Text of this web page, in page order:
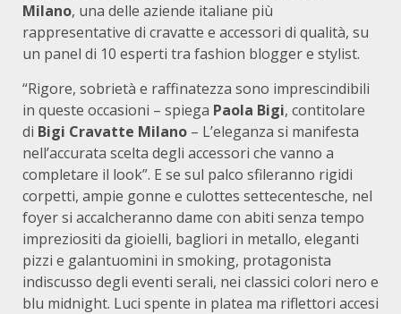
Milano, una delle aziende italiane più
rappresentative di cravatte e accessori di qualità, su
un panel di 10 esperti tra fashion blogger e stylist.
“Rigore, sobrietà e raffinatezza sono imprescindibili
in queste occasioni – spiega Paola Bigi, contitolare
di Bigi Cravatte Milano – L’eleganza si manifesta
nell’accurata scelta degli accessori che vanno a
completare il look”. E se sul palco sfileranno rigidi
corpetti, ampie gonne e culottes settecentesche, nel
foyer si accalcheranno dame con abiti senza tempo
impreziositi da gioielli, bagliori in metallo, eleganti
pizzi e galantuomini in smoking, protagonista
indiscusso degli eventi serali, nei classici colori nero e
blu midnight. Luci spente in platea ma riflettori accesi